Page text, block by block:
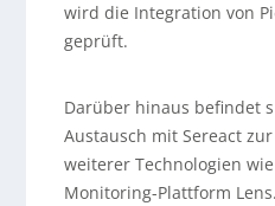
wird die Integration von
geprüft.
Darüber hinaus befindet
Austausch mit Sereact
weiterer Technologien
Monitoring-Plattform